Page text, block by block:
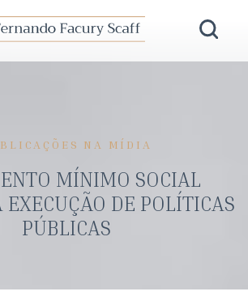
NA MÍDIA
MÍNIMO SOCIAL
EXECUÇÃO DE POLÍTICAS
PÚBLICAS